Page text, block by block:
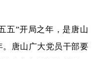
五”开局之年，是唐山
唐山广大党员干部要